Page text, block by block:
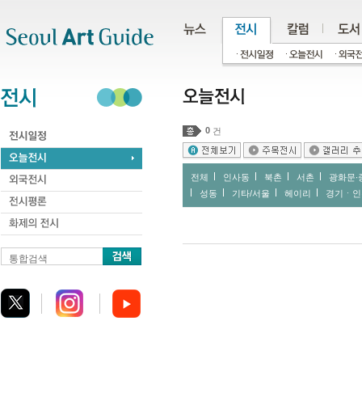
통합검색
0 건
전체 인사동 북촌 서촌
광화문∙
성동
기타/서울 헤이리 경기ㆍ